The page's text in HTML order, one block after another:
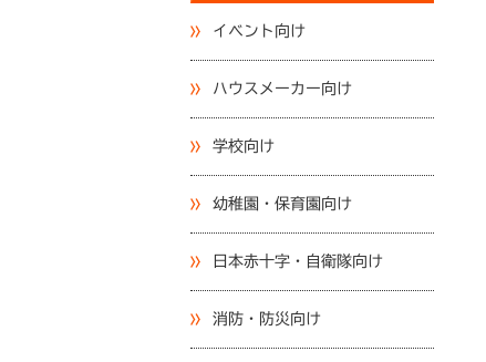
イベント向け
ハウスメーカー向け
学校向け
幼稚園・保育園向け
日本赤十字・自衛隊向け
消防・防災向け